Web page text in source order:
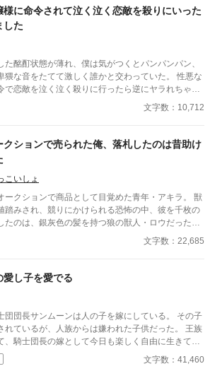
様に命令されて泣く泣く恋敵を殺りにいった
した
た酩酊状態が薄れ、僕は気がつくとパンパンパン、
な音をたてて激しく誰かと交わっていた。 性悪な
で恋敵を泣く泣く殺りに行ったら逆にヤラれちゃっ
です。 （ムーンライトノベルにも掲載
文字数：10,712
クションで売られた俺、落札したのは昔助け
こいしょ
ークションで商品として目覚めた青年・アキラ。 獣
踏みされ、競りにかけられる恐怖の中、彼を千枚の
たのは、銀灰色の髪を持つ狼の獣人・ロウだった。
、ロウは思いがけない言葉を告げる。 「やっと会
」 戸惑うアキラの脳裏に蘇るのは、
るアキラと、一途に想い続けた狼獣人が紡ぐ、執着
界BLロマンス。 第一章 完結 第二章 完結 第三
文字数：22,685
愛し子を愛でる
団団長サンムーンは人の子を嫁にしている。 その子
れているが、人族からは嫌われた子供だった。 王族
、騎士団長の嫁として今日も楽しく自由に生きてい
文字数：41,460